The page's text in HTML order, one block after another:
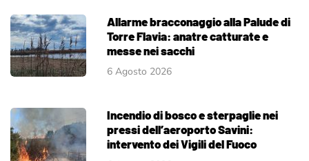
Allarme bracconaggio alla Palude di
Torre Flavia: anatre catturate e
messe nei sacchi
6 Agosto 2026
Incendio di bosco e sterpaglie nei
pressi dell’aeroporto Savini:
intervento dei Vigili del Fuoco